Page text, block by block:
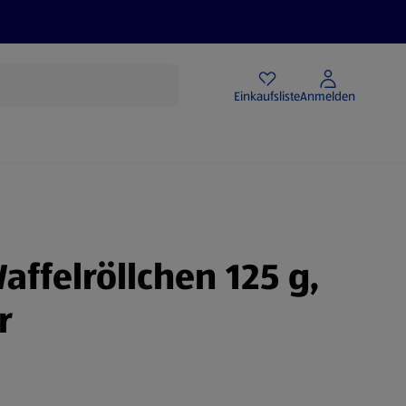
EinkaufslisteAnmelden
125 g,